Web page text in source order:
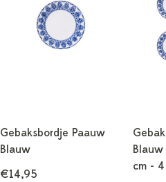
Gebaksbordje Paauw
Blauw
€14,95
cm -